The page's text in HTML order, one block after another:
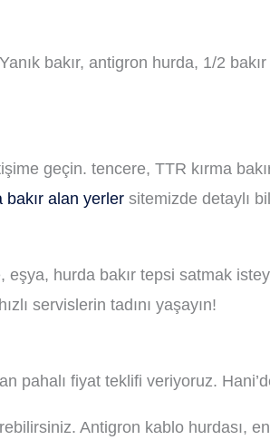
bakır, antigron hurda, 1/2
geçin. tencere, TTR kırma
bakır alan yerler sitemizde detaylı
eşya, hurda bakır tepsi satmak
servislerin tadını yaşayın!
pahalı fiyat teklifi veriyoruz.
Antigron kablo hurdası,